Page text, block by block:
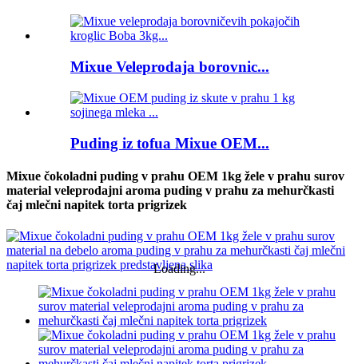
Mixue Veleprodaja borovnic...
Puding iz tofua Mixue OEM...
Mixue čokoladni puding v prahu OEM 1kg žele v prahu surov
material veleprodajni aroma puding v prahu za mehurčkasti
čaj mlečni napitek torta prigrizek
Loading...